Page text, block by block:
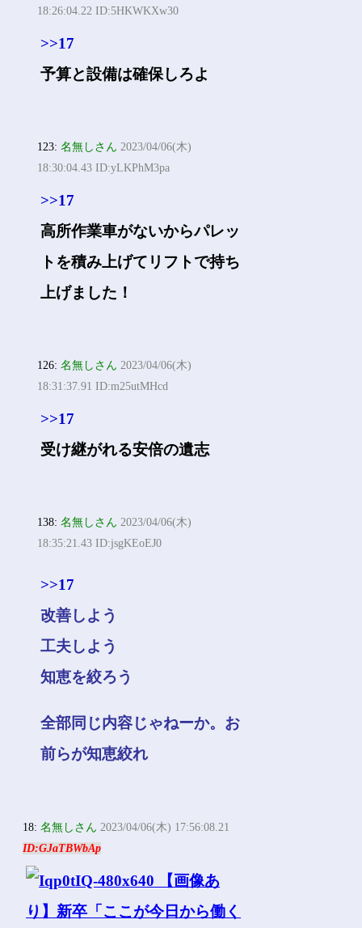
18:26:04.22 ID:5HKWKXw30
>>17
予算と設備は確保しろよ
123:名無しさん 2023/04/06(木)
18:30:04.43 ID:yLKPhM3pa
>>17
高所作業車がないからパレッ
トを積み上げてリフトで持ち
上げました！
126:名無しさん 2023/04/06(木)
18:31:37.91 ID:m25utMHcd
>>17
受け継がれる安倍の遺志
138:名無しさん 2023/04/06(木)
18:35:21.43 ID:jsgKEoEJ0
>>17
改善しよう
工夫しよう
知恵を絞ろう
全部同じ内容じゃねーか。お
前らが知恵絞れ
18:名無しさん 2023/04/06(木) 17:56:08.21
ID:GJaTBWbAp